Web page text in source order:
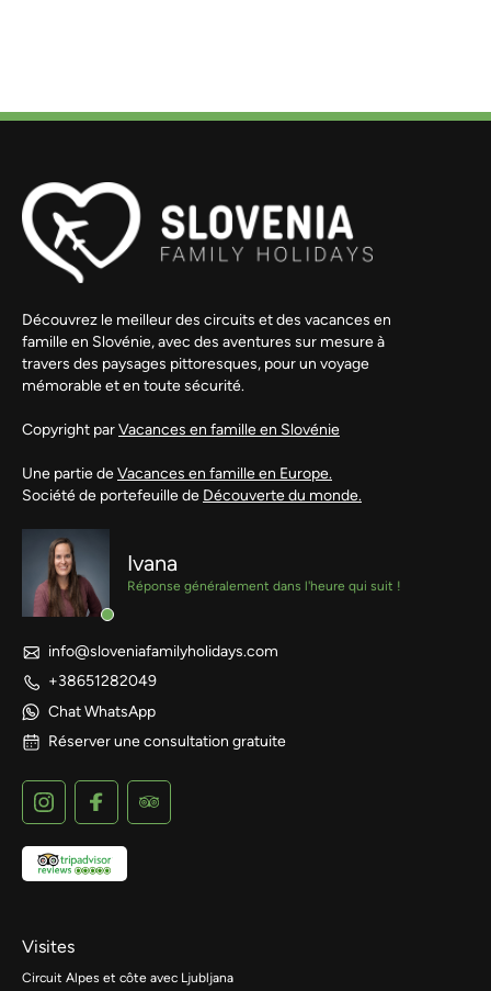
Découvrez le meilleur des circuits et des vacances en
famille en Slovénie, avec des aventures sur mesure à
travers des paysages pittoresques, pour un voyage
mémorable et en toute sécurité.
Copyright parVacances en famille en Slovénie
Une partie deVacances en famille en Europe.
Société de portefeuille de Découverte du monde.
Ivana
Réponse généralement dans l'heure qui suit !
info@sloveniafamilyholidays.com
+38651282049
Chat WhatsApp
Réserver une consultation gratuite
Visites
Circuit Alpes et côte avec Ljubljana